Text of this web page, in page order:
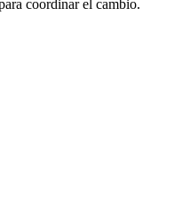
coordinar el cambio.